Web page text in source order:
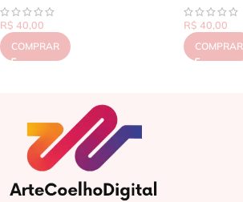
R$ 40,00
COMPRAR
R$ 40,00
COMPRAR